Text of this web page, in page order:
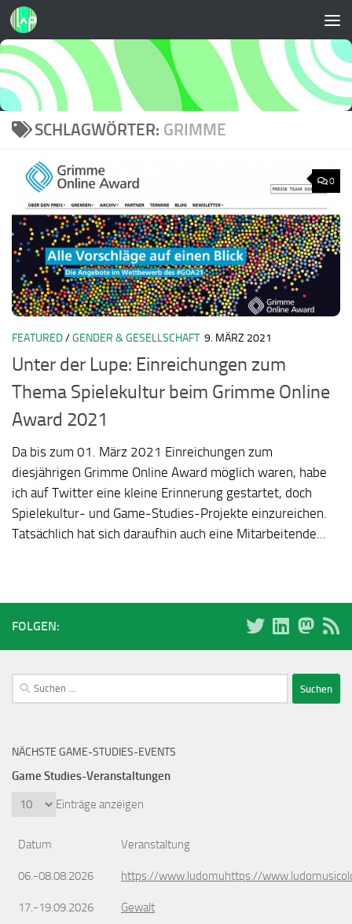
Zum Inhalt springen
SCHLAGWÖRTER: GRIMME
0
FEATURED/GENDER & GESELLSCHAFT 9. MÄRZ 2021
Unter der Lupe: Einreichungen zum
Thema Spielekultur beim Grimme Online
Award 2021
Da bis zum 01. März 2021 Einreichungen zum
diesjährigen Grimme Online Award möglich waren, habe
ich auf Twitter eine kleine Erinnerung gestartet, doch
Spielekultur- und Game-Studies-Projekte einzureichen.
Tatsächlich hat sich daraufhin auch eine Mitarbeitende...
FOLGEN:
Suchen
nach:
NÄCHSTE GAME-STUDIES-EVENTS
Game Studies-Veranstaltungen
Einträge anzeigen
Datum Veranstaltung
06.-08.08.2026 https://www.ludomuhttps://
17.-19.09.2026 Gewalt